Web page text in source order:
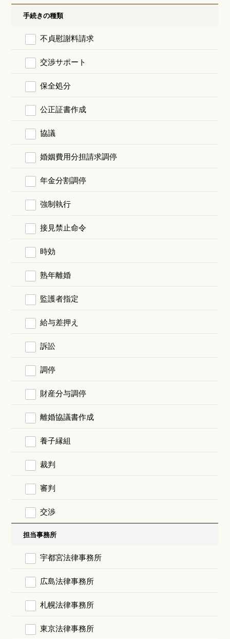
手続きの種類
不貞慰謝料請求
交渉サポート
保全処分
公正証書作成
協議
婚姻費用分担請求調停
年金分割調停
強制執行
接見禁止命令
時効
熟年離婚
監護者指定
給与差押え
訴訟
調停
財産分与調停
離婚協議書作成
養子縁組
裁判
審判
交渉
担当事務所
宇都宮法律事務所
広島法律事務所
札幌法律事務所
東京法律事務所